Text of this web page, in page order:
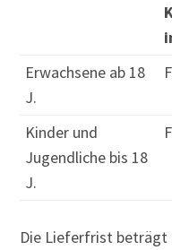
Erwachsene ab 18
J.
Kinder und
Jugendliche bis 18
J.
Die Lieferfrist beträgt